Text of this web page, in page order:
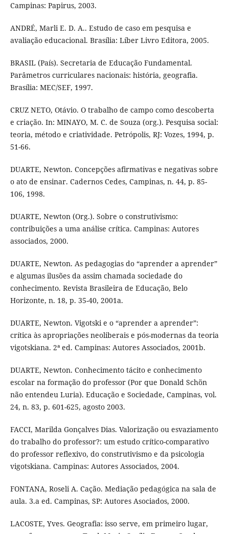
Campinas: Papirus, 2003.
ANDRÉ, Marli E. D. A.. Estudo de caso em pesquisa e
avaliação educacional. Brasília: Líber Livro Editora, 2005.
BRASIL (País). Secretaria de Educação Fundamental.
Parâmetros curriculares nacionais: história, geografia.
Brasília: MEC/SEF, 1997.
CRUZ NETO, Otávio. O trabalho de campo como descoberta
e criação. In: MINAYO, M. C. de Souza (org.). Pesquisa social:
teoria, método e criatividade. Petrópolis, RJ: Vozes, 1994, p.
51-66.
DUARTE, Newton. Concepções afirmativas e negativas sobre
o ato de ensinar. Cadernos Cedes, Campinas, n. 44, p. 85-
106, 1998.
DUARTE, Newton (Org.). Sobre o construtivismo:
contribuições a uma análise crítica. Campinas: Autores
associados, 2000.
DUARTE, Newton. As pedagogias do “aprender a aprender”
e algumas ilusões da assim chamada sociedade do
conhecimento. Revista Brasileira de Educação, Belo
Horizonte, n. 18, p. 35-40, 2001a.
DUARTE, Newton. Vigotski e o “aprender a aprender”:
crítica às apropriações neoliberais e pós-modernas da teoria
vigotskiana. 2ª ed. Campinas: Autores Associados, 2001b.
DUARTE, Newton. Conhecimento tácito e conhecimento
escolar na formação do professor (Por que Donald Schön
não entendeu Luria). Educação e Sociedade, Campinas, vol.
24, n. 83, p. 601-625, agosto 2003.
FACCI, Marilda Gonçalves Dias. Valorização ou esvaziamento
do trabalho do professor?: um estudo crítico-comparativo
do professor reflexivo, do construtivismo e da psicologia
vigotskiana. Campinas: Autores Associados, 2004.
FONTANA, Roseli A. Cação. Mediação pedagógica na sala de
aula. 3.a ed. Campinas, SP: Autores Asociados, 2000.
LACOSTE, Yves. Geografia: isso serve, em primeiro lugar,